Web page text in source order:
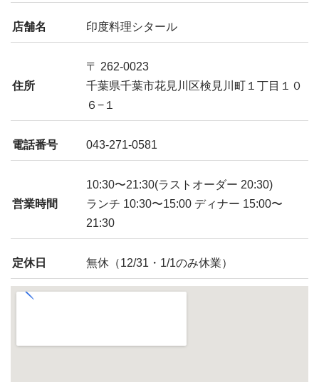
店舗名 印度料理シタール
住所
〒 262-0023
千葉県千葉市花見川区検見川町１丁目１０
６−１
電話番号 043-271-0581
営業時間
10:30〜21:30(ラストオーダー 20:30)
ランチ 10:30〜15:00 ディナー 15:00〜
21:30
定休日 無休（12/31・1/1のみ休業）